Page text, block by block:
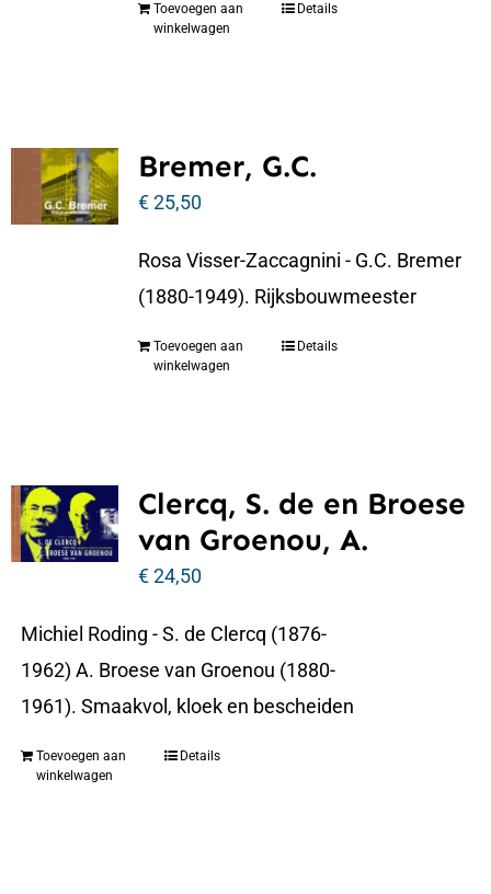
Toevoegen aan
winkelwagen
Details
Bremer, G.C.
€25,50
Rosa Visser-Zaccagnini - G.C. Bremer
(1880-1949). Rijksbouwmeester
Toevoegen aan
winkelwagen
Details
Clercq, S. de en Broese
van Groenou, A.
€24,50
Michiel Roding - S. de Clercq (1876-
1962) A. Broese van Groenou (1880-
1961). Smaakvol, kloek en bescheiden
Toevoegen aan
winkelwagen
Details